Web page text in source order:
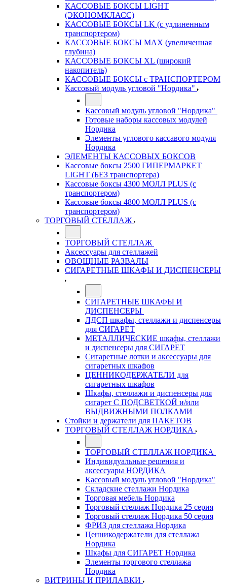
КАССОВЫЕ БОКСЫ LIGHT
(ЭКОНОМКЛАСС)
КАССОВЫЕ БОКСЫ LK (с удлиненным
транспортером)
КАССОВЫЕ БОКСЫ MAX (увеличенная
глубина)
КАССОВЫЕ БОКСЫ XL (широкий
накопитель)
КАССОВЫЕ БОКСЫ с ТРАНСПОРТЕРОМ
Кассовый модуль угловой "Нордика"
Кассовый модуль угловой "Нордика"
Готовые наборы кассовых модулей
Нордика
Элементы углового кассавого модуля
Нордика
ЭЛЕМЕНТЫ КАССОВЫХ БОКСОВ
Кассовые боксы 2500 ГИПЕРМАРКЕТ
LIGHT (БЕЗ транспортера)
Кассовые боксы 4300 МОЛЛ PLUS (с
транспортером)
Кассовые боксы 4800 МОЛЛ PLUS (с
транспортером)
ТОРГОВЫЙ СТЕЛЛАЖ
ТОРГОВЫЙ СТЕЛЛАЖ
Аксессуары для стеллажей
ОВОЩНЫЕ РАЗВАЛЫ
СИГАРЕТНЫЕ ШКАФЫ И ДИСПЕНСЕРЫ
СИГАРЕТНЫЕ ШКАФЫ И
ДИСПЕНСЕРЫ
ЛДСП шкафы, стеллажи и диспенсеры
для СИГАРЕТ
МЕТАЛЛИЧЕСКИЕ шкафы, стеллажи
и диспенсеры для СИГАРЕТ
Сигаретные лотки и аксессуары для
сигаретных шкафов
ЦЕННИКОДЕРЖАТЕЛИ для
сигаретных шкафов
Шкафы, стеллажи и диспенсеры для
сигарет С ПОДСВЕТКОЙ и/или
ВЫДВИЖНЫМИ ПОЛКАМИ
Стойки и держатели для ПАКЕТОВ
ТОРГОВЫЙ СТЕЛЛАЖ НОРДИКА
ТОРГОВЫЙ СТЕЛЛАЖ НОРДИКА
Индивидуальные решения и
аксессуары НОРДИКА
Кассовый модуль угловой "Нордика"
Складские стеллажи Нордика
Торговая мебель Нордика
Торговый стеллаж Нордика 25 серия
Торговый стеллаж Нордика 50 серия
ФРИЗ для стеллажа Нордика
Ценникодержатели для стеллажа
Нордика
Шкафы для СИГАРЕТ Нордика
Элементы торгового стеллажа
Нордика
ВИТРИНЫ И ПРИЛАВКИ